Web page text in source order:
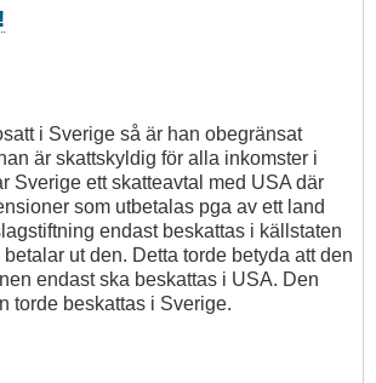
i Sverige så är han obegränsat
är skattskyldig för alla inkomster i
Sverige ett skatteavtal med USA där
som utbetalas pga av ett land
endast beskattas i källstaten
ut den. Detta torde betyda att den
endast ska beskattas i USA. Den
torde beskattas i Sverige.